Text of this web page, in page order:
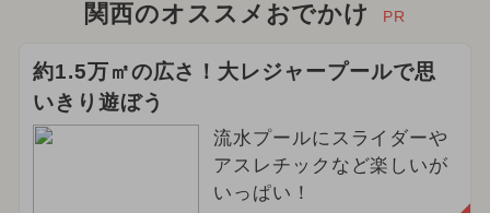
関西のオススメおでかけ PR
約1.5万㎡の広さ！大レジャープールで思
いきり遊ぼう
流水プールにスライダーや
アスレチックなど楽しいが
いっぱい！